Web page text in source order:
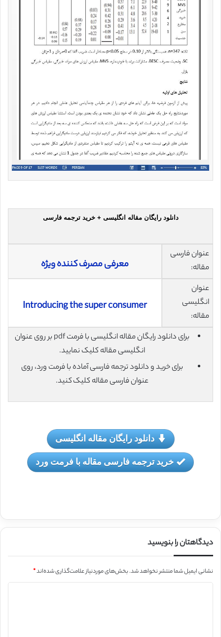
دانلود رایگان مقاله انگلیسی + خرید ترجمه فارسی
عنوان فارسی
مقاله:
معرفی مصرف کننده ویژه
عنوان
انگلیسی
مقاله:
Introducing the super consumer
برای دانلود رایگان مقاله انگلیسی با فرمت pdf بر روی عنوان
انگلیسی مقاله کلیک نمایید.
برای خرید و دانلود ترجمه فارسی آماده با فرمت ورد، روی
عنوان فارسی مقاله کلیک کنید.
دانلود رایگان مقاله انگلیسی
خرید ترجمه فارسی مقاله با فرمت ورد
دیدگاهتان را بنویسید
نشانی ایمیل شما منتشر نخواهد شد.بخش‌های موردنیاز علامت‌گذاری شده‌اند*